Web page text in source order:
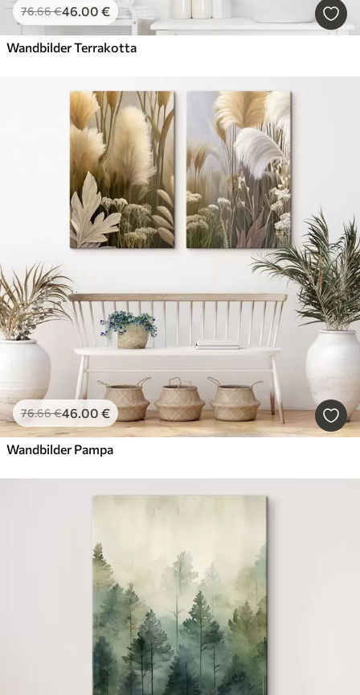
76.66€46.00 €
Wandbilder Terrakotta
76.66€46.00 €
Wandbilder Pampa